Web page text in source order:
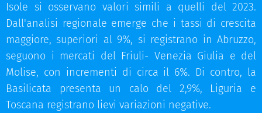
Isole si osservano valori simili a quelli del 2023.
Dall'analisi regionale emerge che i tassi di crescita
maggiore, superiori al 9%, si registrano in Abruzzo,
seguono i mercati del Friuli- Venezia Giulia e del
Molise, con incrementi di circa il 6%. Di contro, la
Basilicata presenta un calo del 2,9%, Liguria e
Toscana registrano lievi variazioni negative.